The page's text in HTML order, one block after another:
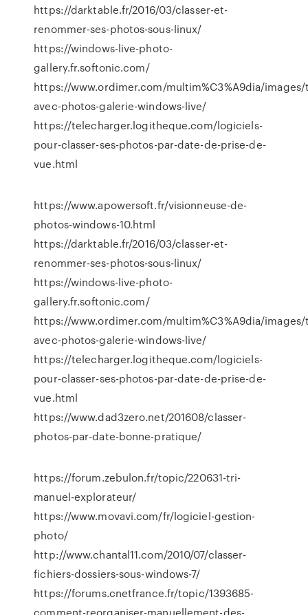
https://darktable.fr/2016/03/classer-et-
renommer-ses-photos-sous-linux/
https://windows-live-photo-
gallery.fr.softonic.com/
https://www.ordimer.com/multim%C3%A9dia/images/
avec-photos-galerie-windows-live/
https://telecharger.logitheque.com/logiciels-
pour-classer-ses-photos-par-date-de-prise-de-
vue.html
https://www.apowersoft.fr/visionneuse-de-
photos-windows-10.html
https://darktable.fr/2016/03/classer-et-
renommer-ses-photos-sous-linux/
https://windows-live-photo-
gallery.fr.softonic.com/
https://www.ordimer.com/multim%C3%A9dia/images/
avec-photos-galerie-windows-live/
https://telecharger.logitheque.com/logiciels-
pour-classer-ses-photos-par-date-de-prise-de-
vue.html
https://www.dad3zero.net/201608/classer-
photos-par-date-bonne-pratique/
https://forum.zebulon.fr/topic/220631-tri-
manuel-explorateur/
https://www.movavi.com/fr/logiciel-gestion-
photo/
http://www.chantal11.com/2010/07/classer-
fichiers-dossiers-sous-windows-7/
https://forums.cnetfrance.fr/topic/1393685-
comment-reorganiser-manuellement-des-